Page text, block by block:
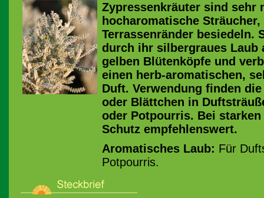
Zypressenkräuter sind sehr
hocharomatische
Terrassenränder besiedeln.
durch ihr silbergraues Laub
gelben Blütenköpfe und
einen herb-aromatischen,
Duft. Verwendung finden
oder Blättchen in
oder Potpourris. Bei
Schutz empfehlenswert.
Aromatisches Laub: Für
Potpourris.